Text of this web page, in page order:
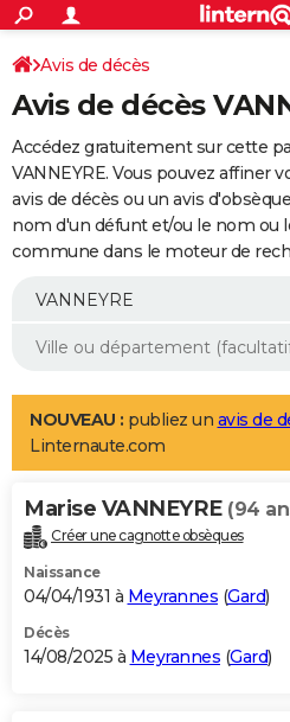
ACTUALITÉS
Politique
Société
Faits Divers
Education
Monde
Villes
+
SPORT
Coupe du monde 2026
Football
Tennis
Cyclisme
Rugby
Forum
Programme TV
TNT
Streaming
Cinéma
Sorties cinéma
Musique
+
FINANCE
Retraite
Epargne
Immobilier
Risques naturels par ville
Banque
Assurance
AUTO
Essais
Réserver un essai
Citadines
Berlines
SUV
Forum auto
+
Mobiles
Meilleur smartphone
Internet
Ordinateurs
Jeux vidéo
Guide high-tech
Aménagement intérieur
LIFESTYLE
Art de vivre
Bien-être
Loisirs
Mode
Modes de vie
Alimentation
Guide de la santé
Maladies
Médicaments
Sommeil
VOYAGE
Destinations
City break
Voyage nature
Voyage de noces
Forum
Climat
+PHOTO
GUIDES D'ACHAT
BONS PLANS
Avis de décès
Avis de décès
Accédez gratuitement sur cette
VANNEYRE. Vous pouvez affiner
avis de décès ou un avis
nom d'un défunt et/ou le nom ou
commune dans le moteur de
NOUVEAU : publiez un avis de
Linternaute.com
Marise VANNEYRE (94
Créer une cagnotte obsèques
Naissance
04/04/1931 à Meyrannes (Gard)
Décès
14/08/2025 à Meyrannes (Gard)